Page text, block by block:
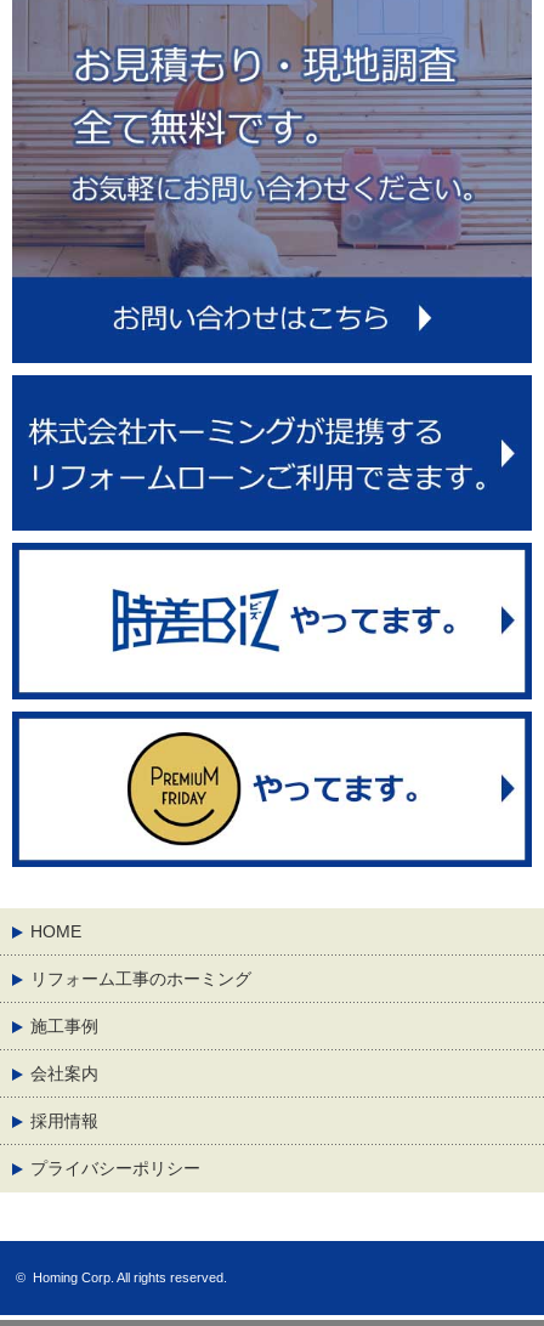
HOME
リフォーム工事のホーミング
施工事例
会社案内
採用情報
プライバシーポリシー
© Homing Corp. All rights reserved.